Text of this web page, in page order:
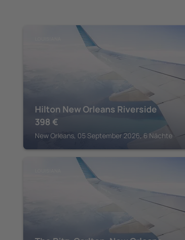
Hilton New Orleans Riverside
398 €
New Orleans, 05 September 2026, 6 Nächte